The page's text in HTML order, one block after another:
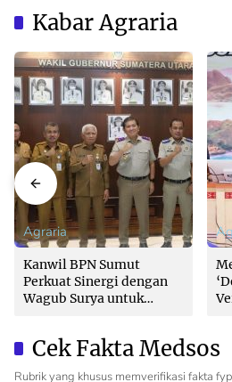
Pendekatan
Kewilayahan
Kabar Agraria
Agraria
Kanwil BPN Sumut
Perkuat Sinergi dengan
Wagub Surya untuk
Cek Fakta Medsos
Rubrik yang khusus memverifikasi fakta